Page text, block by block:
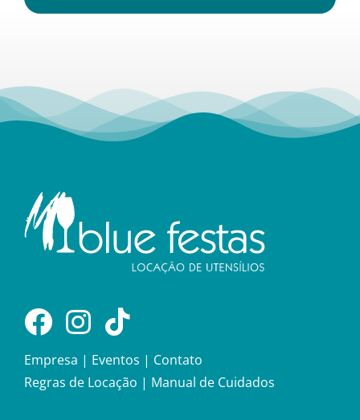
Empresa | Eventos | Contato
Regras de Locação | Manual de Cuidados